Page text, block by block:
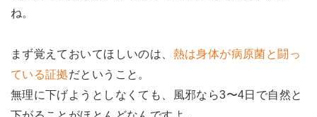
ね。
まず覚えておいてほしいのは、 熱は身体が病原菌と闘っ
ている証拠だということ。
無理に下げようとしなくても、風邪なら3〜4日で自然と